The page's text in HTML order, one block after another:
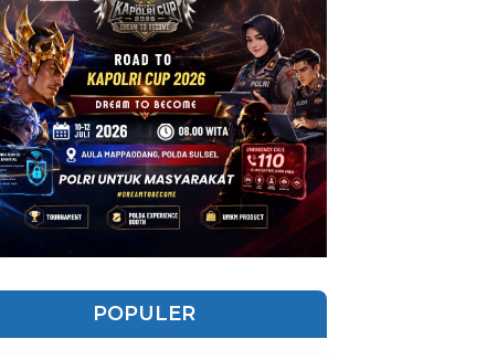
POPULER